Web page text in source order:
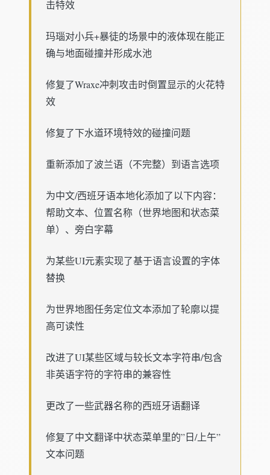
击特效
玛瑙对小兵+暴徒的场景中的液体现在能正
确与地面碰撞并形成水池
修复了Wraxe冲刺攻击时倒置显示的火花特
效
修复了下水道环境特效的碰撞问题
重新添加了波兰语（不完整）到语言选项
为中文/西班牙语本地化添加了以下内容：
帮助文本、位置名称（世界地图和状态菜
单）、旁白字幕
为某些UI元素实现了基于语言设置的字体
替换
为世界地图任务定位文本添加了轮廓以提
高可读性
改进了UI某些区域与较长文本字符串/包含
非英语字符的字符串的兼容性
更改了一些武器名称的西班牙语翻译
修复了中文翻译中状态菜单里的”日/上午”
文本问题